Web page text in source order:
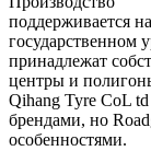
поддерживается на
государственном
принадлежат
центры и
Qihang Tyre CoL
брендами, но
особенностями.